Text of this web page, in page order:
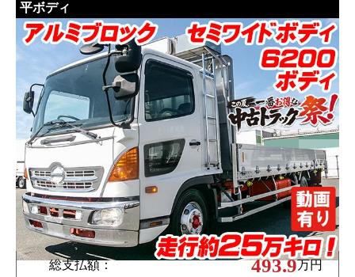
平ボディ
総支払額： 493.9万円